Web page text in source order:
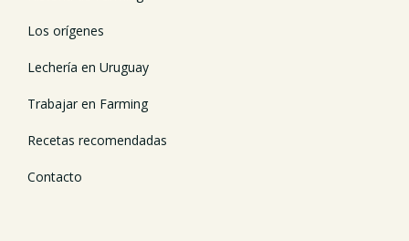
Los orígenes
Lechería en Uruguay
Trabajar en Farming
Recetas recomendadas
Contacto